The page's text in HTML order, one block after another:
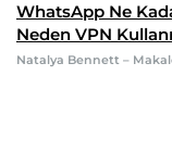
WhatsApp Ne
Neden VPN
Natalya Bennett –